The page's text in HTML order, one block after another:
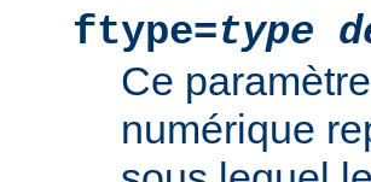
ftype=type
Ce
numérique